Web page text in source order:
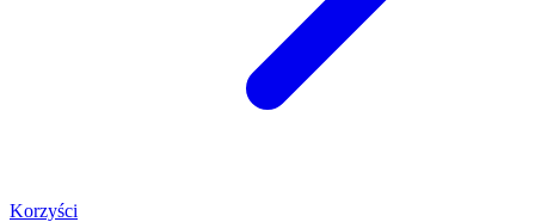
Korzyści